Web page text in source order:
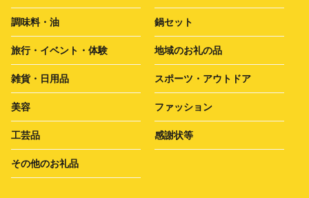
調味料・油 鍋セット
旅行・イベント・体験 地域のお礼の品
雑貨・日用品 スポーツ・アウトドア
美容 ファッション
工芸品 感謝状等
その他のお礼品